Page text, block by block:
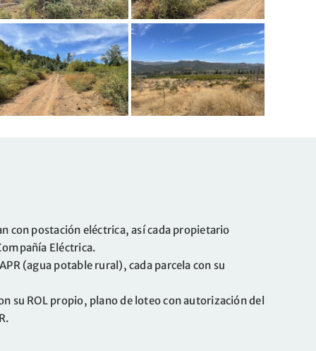
con postación eléctrica, así cada propietario
Eléctrica.
(agua potable rural), cada parcela con su
su ROL propio, plano de loteo con autorización del